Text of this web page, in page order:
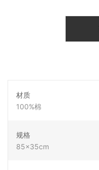
材质
100%棉
规格
85x35cm